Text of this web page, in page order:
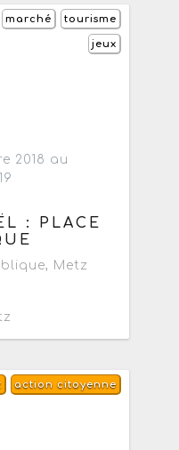
tourisme
marché
jeux
2018 au
: PLACE
, Metz
action citoyenne